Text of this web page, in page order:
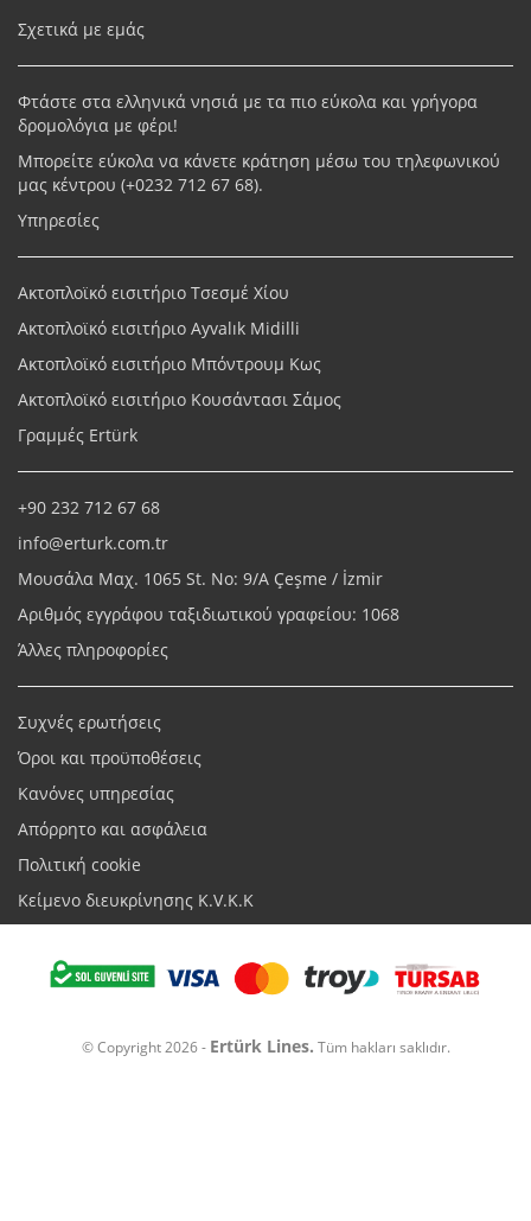
Σχετικά με εμάς
Φτάστε στα ελληνικά νησιά με τα πιο εύκολα και γρήγορα
δρομολόγια με φέρι!
Μπορείτε εύκολα να κάνετε κράτηση μέσω του τηλεφωνικού
μας κέντρου (+0232 712 67 68).
Υπηρεσίες
Ακτοπλοϊκό εισιτήριο Τσεσμέ Χίου
Ακτοπλοϊκό εισιτήριο Ayvalık Midilli
Ακτοπλοϊκό εισιτήριο Μπόντρουμ Κως
Ακτοπλοϊκό εισιτήριο Κουσάντασι Σάμος
Γραμμές Ertürk
+90 232 712 67 68
info@erturk.com.tr
Μουσάλα Μαχ. 1065 St. No: 9/A Çeşme / İzmir
Αριθμός εγγράφου ταξιδιωτικού γραφείου: 1068
Άλλες πληροφορίες
Συχνές ερωτήσεις
Όροι και προϋποθέσεις
Κανόνες υπηρεσίας
Απόρρητο και ασφάλεια
Πολιτική cookie
Κείμενο διευκρίνησης K.V.K.K
© Copyright 2026 - Ertürk Lines. Tüm hakları saklıdır.